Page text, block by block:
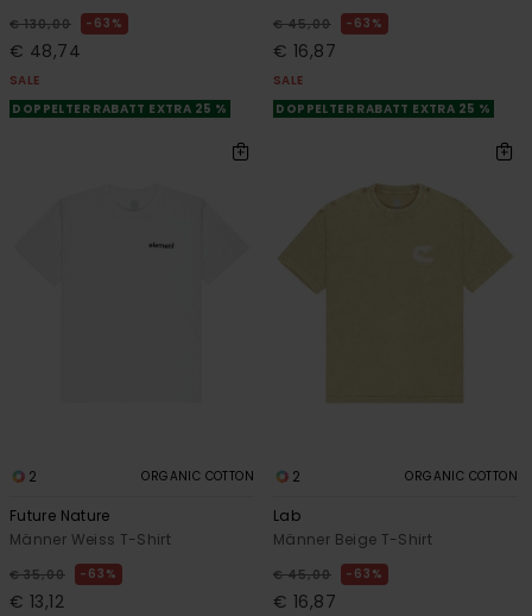
€ 130,00 63%
€ 48,74
SALE
DOPPELTER RABATT EXTRA 25 %
€ 45,00 63%
€ 16,87
SALE
DOPPELTER RABATT EXTRA 25 %
2 ORGANIC COTTON
Future Nature
Männer Weiss T-Shirt
€ 35,00 63%
€ 13,12
2 ORGANIC COTTON
Lab
Männer Beige T-Shirt
€ 45,00 63%
€ 16,87